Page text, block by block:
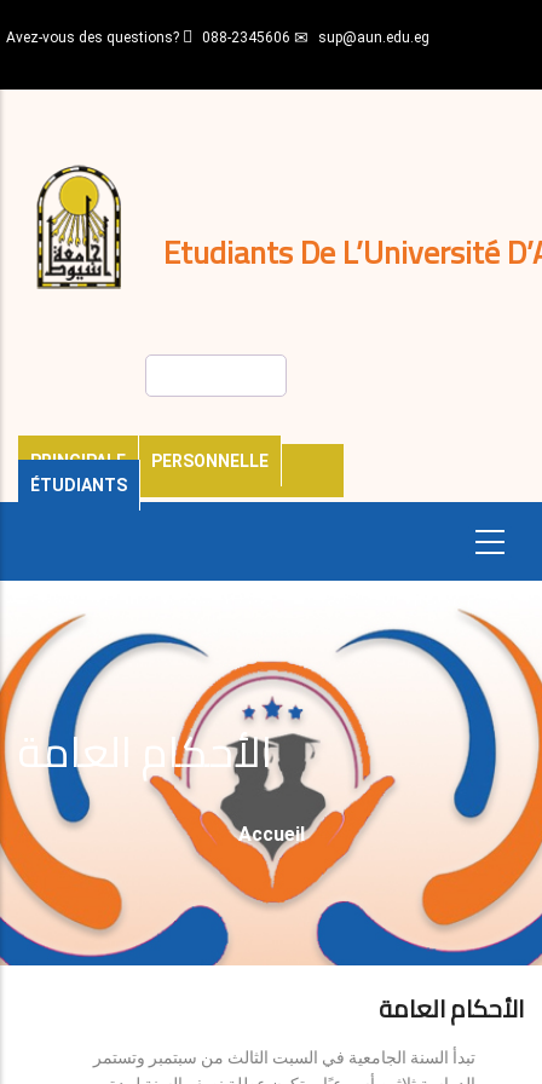
au
principal
Avez-vous des questions? 088-2345606 sup@aun.edu.eg
Etudiants De L’Université
PRINCIPALE
PERSONNELLE
ÉTUDIANTS
décisions
Expatriés
Journal
الأحكام العامة
Fil
D'Ariane
Accueil
الأحكام العامة
تبدأ السنة الجامعية في السبت الثالث من سبتمبر وتستمر